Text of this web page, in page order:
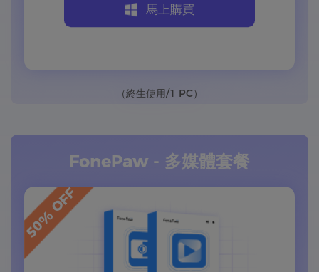
（終生使用/1 PC）
馬上購買
FonePaw - 多媒體套餐
50% OFF